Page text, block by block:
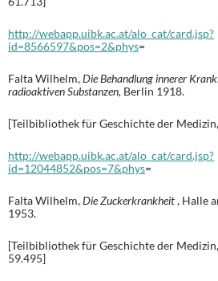
http://webapp.uibk.ac.at/alo_cat/card.jsp?
id=8566597&pos=2&phys=
Falta Wilhelm,Die Behandlung innerer
radioaktiven Substanzen, Berlin 1918.
[Teilbibliothek für Geschichte der
http://webapp.uibk.ac.at/alo_cat/card.jsp?
id=12044852&pos=7&phys=
Falta Wilhelm,Die Zuckerkrankheit, Halle
1953.
[Teilbibliothek für Geschichte der
59.495]